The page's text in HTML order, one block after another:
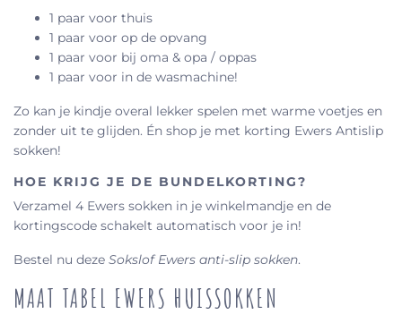
1 paar voor thuis
1 paar voor op de opvang
1 paar voor bij oma & opa / oppas
1 paar voor in de wasmachine!
Zo kan je kindje overal lekker spelen met warme voetjes en
zonder uit te glijden. Én shop je met korting Ewers Antislip
sokken!
HOE KRIJG JE DE BUNDELKORTING?
Verzamel 4 Ewers sokken in je winkelmandje en de
kortingscode schakelt automatisch voor je in!
Bestel nu deze Sokslof Ewers anti-slip sokken.
MAAT TABEL EWERS HUISSOKKEN